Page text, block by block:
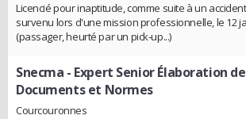
Licencié pour inaptitude, comme suite à un
survenu lors d'une mission professionnelle, le 12
(passager, heurté par un pick-up...)
Snecma - Expert Senior Élaboration
Documents et Normes
Courcouronnes